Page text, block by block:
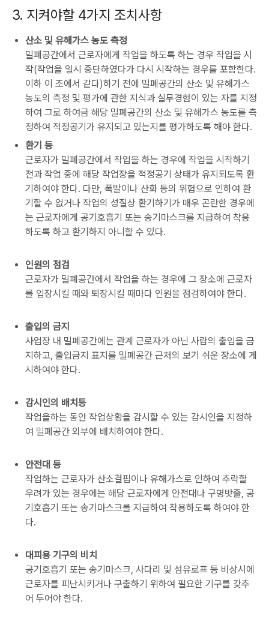
3. 지켜야할 4가지 조치사항
산소 및 유해가스 농도 측정
밀폐공간에서 근로자에게 작업을 하도록 하는 경우 작업을 시
작(작업을 일시 중단하였다가 다시 시작하는 경우를 포함한다.
이하 이 조에서 같다)하기 전에 밀폐공간의 산소 및 유해가스
농도의 측정 및 평가에 관한 지식과 실무경험이 있는 자를 지정
하여 그로 하여금 해당 밀폐공간의 산소 및 유해가스 농도를 측
정하여 적정공기가 유지되고 있는지를 평가하도록 해야 한다.
환기 등
근로자가 밀폐공간에서 작업을 하는 경우에 작업을 시작하기
전과 작업 중에 해당 작업장을 적정공기 상태가 유지되도록 환
기하여야 한다. 다만, 폭발이나 산화 등의 위험으로 인하여 환
기할 수 없거나 작업의 성질상 환기하기가 매우 곤란한 경우에
는 근로자에게 공기호흡기 또는 송기마스크를 지급하여 착용
하도록 하고 환기하지 아니할 수 있다.
인원의 점검
근로자가 밀폐공간에서 작업을 하는 경우에 그 장소에 근로자
를 입장시킬 때와 퇴장시킬 때마다 인원을 점검하여야 한다.
출입의 금지
사업장 내 밀폐공간에는 관계 근로자가 아닌 사람의 출입을 금
지하고, 출입금지 표지를 밀폐공간 근처의 보기 쉬운 장소에 게
시하여야 한다.
감시인의 배치등
작업을하는 동안 작업상황을 감시할 수 있는 감시인을 지정하
여 밀폐공간 외부에 배치하여야 한다.
안전대 등
작업하는 근로자가 산소결핍이나 유해가스로 인하여 추락할
우려가 있는 경우에는 해당 근로자에게 안전대나 구명밧줄, 공
기호흡기 또는 송기마스크를 지급하여 착용하도록 하여야 한
다.
대피용 기구의 비치
공기호흡기 또는 송기마스크, 사다리 및 섬유로프 등 비상시에
근로자를 피난시키거나 구출하기 위하여 필요한 기구를 갖추
어 두어야 한다.